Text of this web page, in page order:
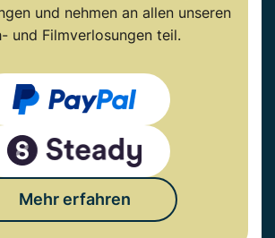
und nehmen an allen unseren
und Filmverlosungen teil.
Mehr erfahren